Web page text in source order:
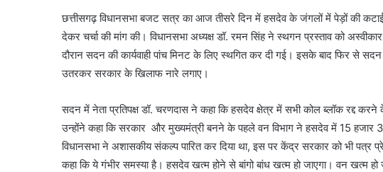
छत्तीसगढ़ विधानसभा बजट सत्र का आज तीसरे दिन में हसदेव के जंगलों में पेड़ों की
देकर चर्चा की मांग की। विधानसभा अध्यक्ष डॉ. रमन सिंह ने स्थगन प्रस्ताव को
दौरान सदन की कार्यवाही पांच मिनट के लिए स्थगित कर दी गई। इसके बाद फिर से सदन
उतरकर सरकार के खिलाफ नारे लगाए।
सदन में नेता प्रतिपक्ष डॉ. चरणदास ने कहा कि हसदेव क्षेत्र में सभी कोल ब्लॉक रद्द
उन्होंने कहा कि सरकार और मुख्यमंत्री बनने के पहले वन विभाग ने हसदेव में 15 हजार
विधानसभा ने अशासकीय संकल्प पारित कर दिया था, इस पर केंद्र सरकार को भी पत्र
कहा कि ये गंभीर समस्या है। हसदेव खत्म होने से बांगो बांध खत्म हो जाएगा। वन खत्म हो